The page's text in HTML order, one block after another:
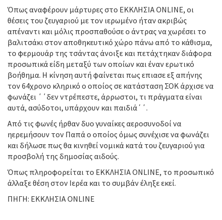
Όπως αναφέρουν μάρτυρες στο ΕΚΚΛΗΣΙΑ ONLINE, οι
θέσεις του ζευγαριού με τον ιερωμένο ήταν ακριβώς
απέναντι και μόλις προσπαθούσε ο άντρας να χωρέσει το
βαλιτσάκι στον αποθηκευτικό χώρο πάνω από το κάθισμα,
το φερμουάρ της τσάντας άνοιξε και πετάχτηκαν διάφορα
προσωπικά είδη μεταξύ των οποίων και έναν ερωτικό
βοήθημα. Η κίνηση αυτή φαίνεται πως επιασε εξ απήνης
τον 64χρονο κληρικό ο οποίος σε κατάσταση ΣΟΚ άρχισε να
φωνάζει ΄΄δεν ντρέπεστε, άρρωστοι, τι πράγματα είναι
αυτά, ασύδοτοι, υπάρχουν και παιδιά΄΄.
Από τις φωνές ήρθαν δυο γυναίκες αεροσυνοδοί να
ηερεμήσουν τον Παπά ο οποίος όμως συνέχισε να φωνάζει
και δήλωσε πως θα κινηθεί νομικά κατά του ζευγαριού για
προσβολή της δημοσίας αιδούς.
Όπως πληροφορείται το ΕΚΚΛΗΣΙΑ ONLINE, το προσωπικό
άλλαξε θέση στον Ιερέα και το συμβάν έληξε εκεί.
ΠΗΓΗ: ΕΚΚΛΗΣΙΑ ONLINE